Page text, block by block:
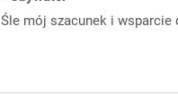
Śle mój szacunek i wsparcie